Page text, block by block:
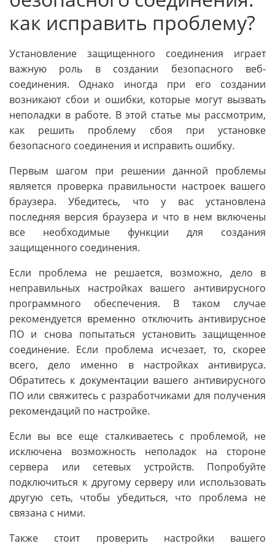
как исправить проблему?
Установление защищенного соединения играет
важную роль в создании безопасного веб-
соединения. Однако иногда при его создании
возникают сбои и ошибки, которые могут вызвать
неполадки в работе. В этой статье мы рассмотрим,
как решить проблему сбоя при установке
безопасного соединения и исправить ошибку.
Первым шагом при решении данной проблемы
является проверка правильности настроек вашего
браузера. Убедитесь, что у вас установлена
последняя версия браузера и что в нем включены
все необходимые функции для создания
защищенного соединения.
Если проблема не решается, возможно, дело в
неправильных настройках вашего антивирусного
программного обеспечения. В таком случае
рекомендуется временно отключить антивирусное
ПО и снова попытаться установить защищенное
соединение. Если проблема исчезает, то, скорее
всего, дело именно в настройках антивируса.
Обратитесь к документации вашего антивирусного
ПО или свяжитесь с разработчиками для получения
рекомендаций по настройке.
Если вы все еще сталкиваетесь с проблемой, не
исключена возможность неполадок на стороне
сервера или сетевых устройств. Попробуйте
подключиться к другому серверу или использовать
другую сеть, чтобы убедиться, что проблема не
связана с ними.
Также стоит проверить настройки вашего